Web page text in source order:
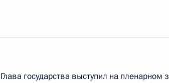
21 декабря 2023 года, четверг
Мадуро
Глава государства выступил на